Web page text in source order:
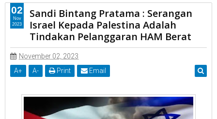
kota Padang
Sandi Bintang Pratama : Serangan Israel Kepada Palestina
Adalah Tindakan Pelanggaran HAM Berat
Sandi Bintang Pratama : Serangan
Israel Kepada Palestina Adalah
Tindakan Pelanggaran HAM Berat
November 02, 2023
A+ A- Print Email
02
Nov
2023